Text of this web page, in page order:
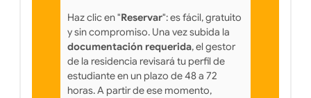
Haz clic en "Reservar": es fácil, gratuito
y sin compromiso. Una vez subida la
documentación requerida, el gestor
de la residencia revisará tu perfil de
estudiante en un plazo de 48 a 72
horas. A partir de ese momento,